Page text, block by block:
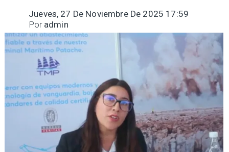
Jueves, 27 De Noviembre De 2025 17:59
admin
Por